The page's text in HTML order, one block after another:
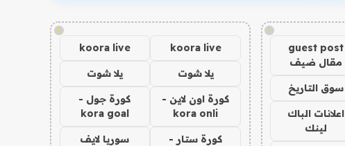
!
guest post
مقال ضيف
سوق التاريخ
اعلانات الباك
لينك
!
koora live
koora live
يلا شوت يلا شوت
كورة اون لاين -
kora onli
كورة جول -
kora goal
كورة ستار -
سوريا لايف